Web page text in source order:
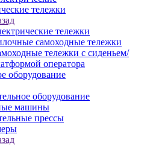
тележки
тележки
самоходные тележки
тележки с сиденьем/
оператора
оборудование
оборудование
машины
прессы